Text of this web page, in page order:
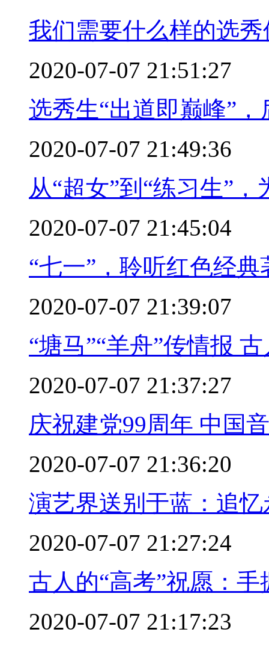
我们需要什么样的选
2020-07-07 21:51:27
选秀生“出道即巅峰”
2020-07-07 21:49:36
从“超女”到“练习生”
2020-07-07 21:45:04
“七一”，聆听红色经
2020-07-07 21:39:07
“塘马”“羊舟”传情报
2020-07-07 21:37:27
庆祝建党99周年 中国
2020-07-07 21:36:20
演艺界送别于蓝：追忆
2020-07-07 21:27:24
古人的“高考”祝愿：
2020-07-07 21:17:23